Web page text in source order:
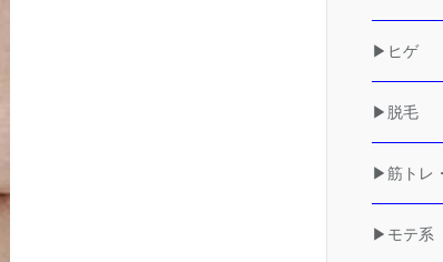
▶ヒゲ
▶脱毛
▶筋トレ
▶モテ系